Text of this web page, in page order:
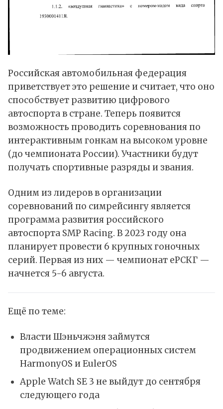
Российская автомобильная федерация
приветствует это решение и считает, что оно
способствует развитию цифрового
автоспорта в стране. Теперь появится
возможность проводить соревнования по
интерактивным гонкам на высоком уровне
(до чемпионата России). Участники будут
получать спортивные разряды и звания.
Одним из лидеров в организации
соревнований по симрейсингу является
программа развития российского
автоспорта SMP Racing. В 2023 году она
планирует провести 6 крупных гоночных
серий. Первая из них — чемпионат еРСКГ —
начнется 5-6 августа.
Ещё по теме:
Власти Шэньчжэня займутся
продвижением операционных систем
HarmonyOS и EulerOS
Apple Watch SE 3 не выйдут до сентября
следующего года